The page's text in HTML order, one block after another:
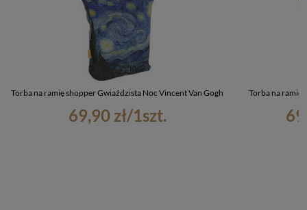
Torba na ramię shopper Gwiaździsta Noc Vincent Van Gogh
69,90 zł/1szt.
Torba na ramię